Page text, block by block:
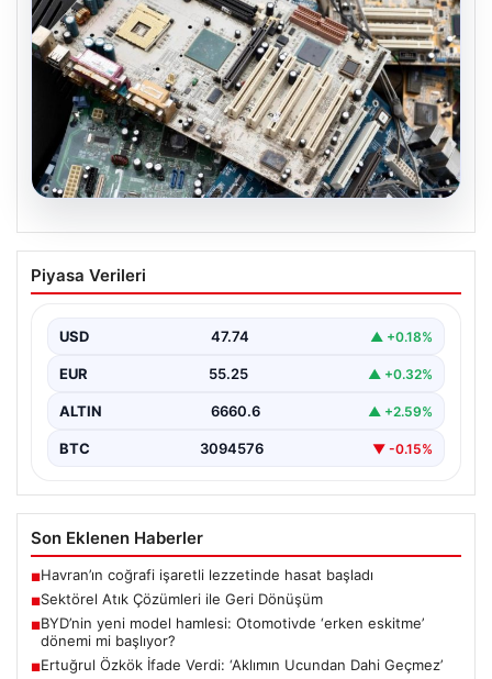
08.08.2026
Sektörel Atık Çözümleri ile Geri
Dönüşüm
altyapı sistemlerini sürekli aralıklarla değiştirmektedir.
Bu güncelleme süreçlerinde…
Piyasa Verileri
USD 47.74 ▲ +0.18%
EUR 55.25 ▲ +0.32%
ALTIN 6660.6 ▲ +2.59%
BTC 3094576 ▼ -0.15%
Son Eklenen Haberler
■Havran’ın coğrafi işaretli lezzetinde hasat başladı
■Sektörel Atık Çözümleri ile Geri Dönüşüm
■BYD’nin yeni model hamlesi: Otomotivde ‘erken eskitme’
dönemi mi başlıyor?
■Ertuğrul Özkök İfade Verdi: ‘Aklımın Ucundan Dahi Geçmez’